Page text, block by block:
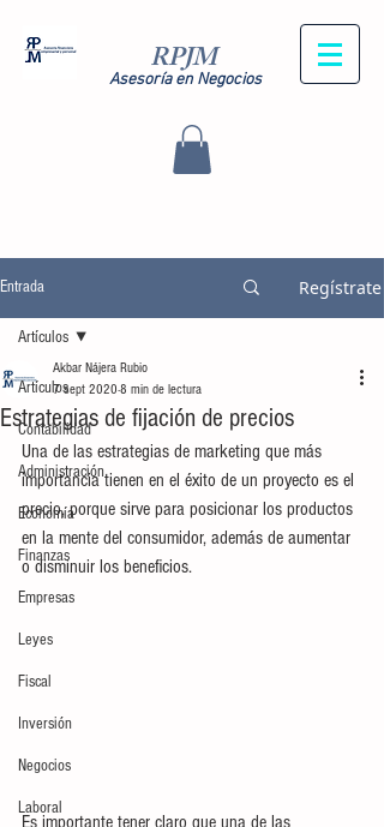
RPJM
Asesoría en Negocios
Entrada Regístrate
Artículos
Contabilidad
Administración
Economía
Finanzas
Empresas
Leyes
Fiscal
Inversión
Negocios
Laboral
Artículos
Estrategias de fijación de precios
Akbar Nájera Rubio
7 sept 2020 8 min de lectura
Una de las estrategias de marketing que más
importancia tienen en el éxito de un proyecto es el
precio, porque sirve para posicionar los productos
en la mente del consumidor, además de aumentar
o disminuir los beneficios.
Es importante tener claro que una de las